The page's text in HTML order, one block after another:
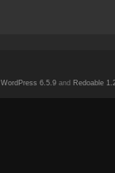
WordPress 6.5.9 and Redoable